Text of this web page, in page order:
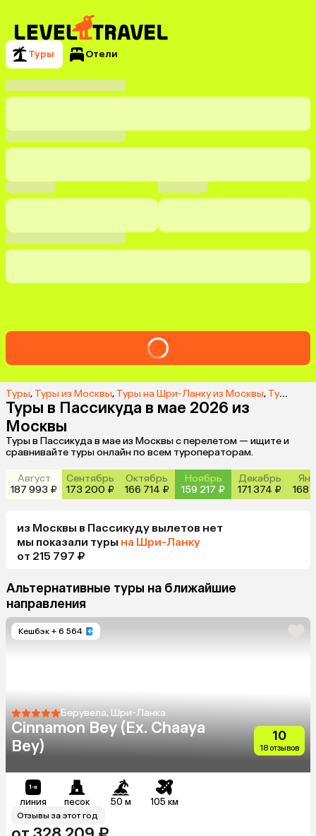
Туры Отели
Туры, Туры из Москвы, Туры на Шри-Ланку из Москвы, Туры в Пассикуду из Москвы
Туры в Пассикуда в мае 2026 из
Москвы
Туры в Пассикуда в мае из Москвы с перелетом — ищите и
сравнивайте туры онлайн по всем туроператорам.
Август
187 993 ₽
Сентябрь
173 200 ₽
Октябрь
166 714 ₽
Ноябрь
159 217 ₽
Декабрь
171 374 ₽
168
из Москвы в Пассикуду вылетов нет
мы показали туры на Шри-Ланку
от 215 797 ₽
Альтернативные туры на ближайшие
направления
Кешбэк + 6 564
Берувела, Шри-Ланка
Cinnamon Bey (Ex. Chaaya
Bey)
10
18 отзывов
линия песок 50 м 105 км
Отзывы за этот год